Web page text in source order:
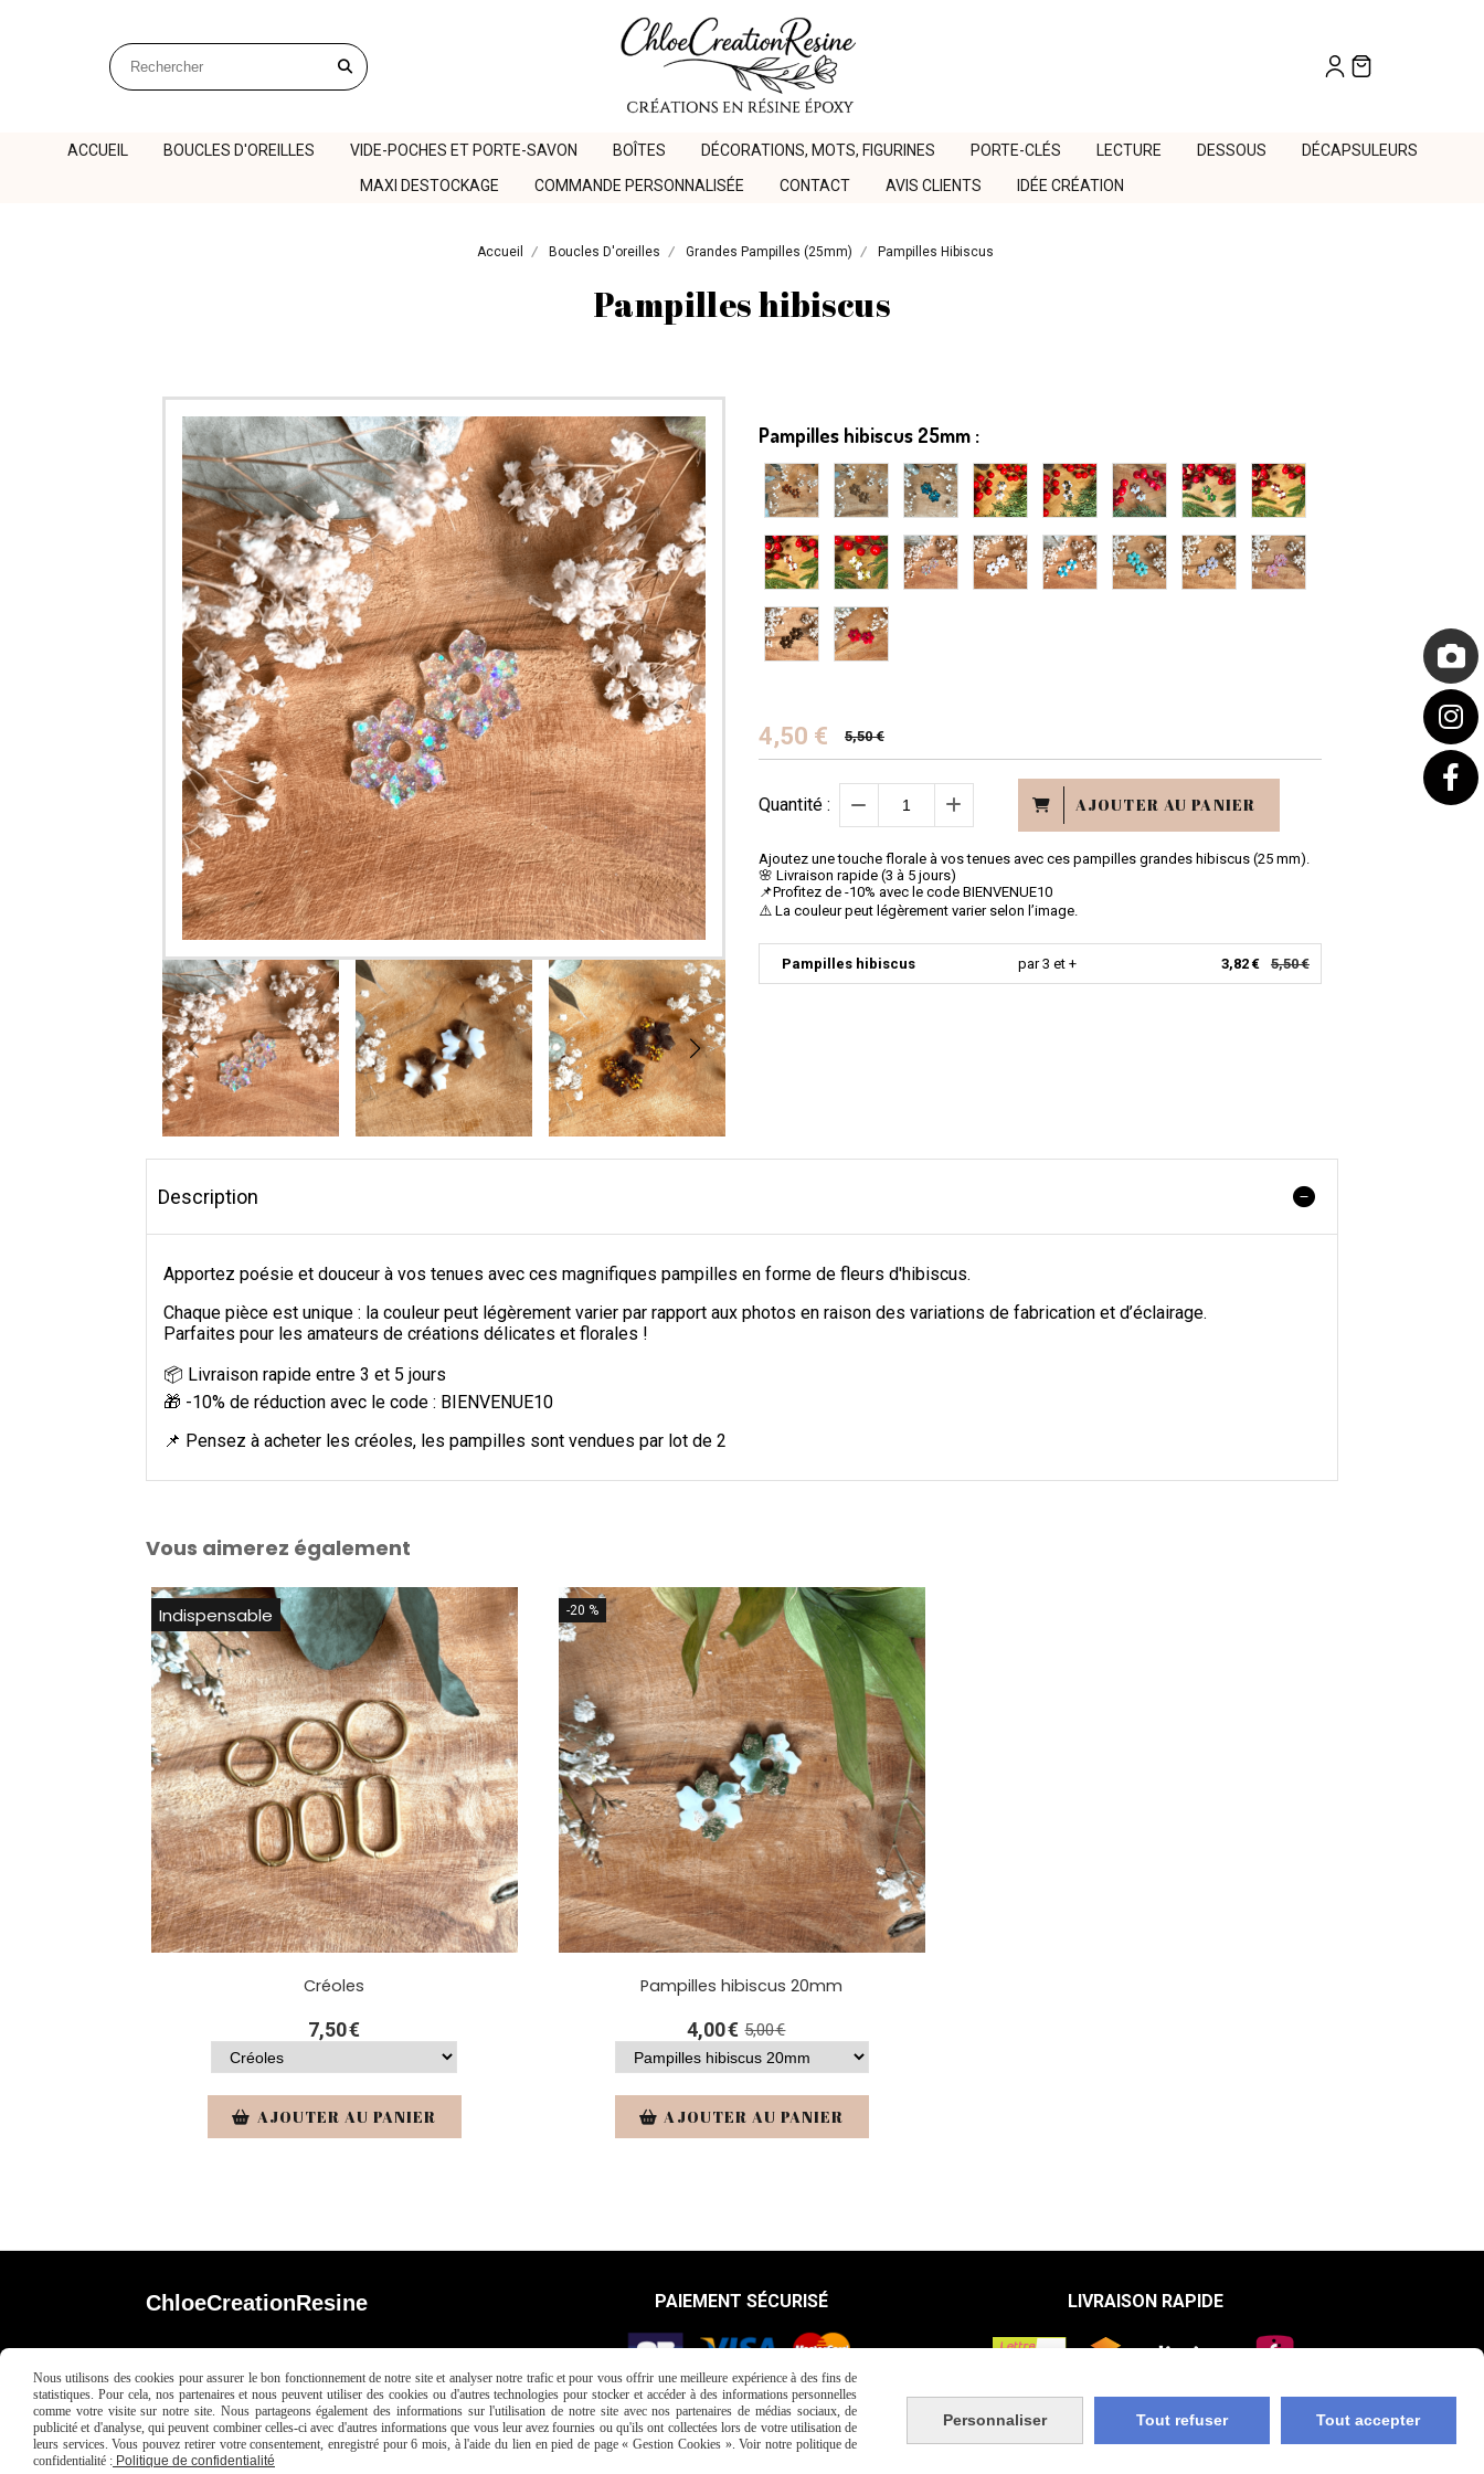
Rechercher sur le site
ACCUEIL BOUCLES D'OREILLES VIDE-POCHES ET PORTE-SAVON BOÎTES DÉCORATIONS, MOTS, FIGURINES PORTE-CLÉS LECTURE DESSOUS
DÉCAPSULEURS
MAXI DESTOCKAGE
COMMANDE PERSONNALISÉE CONTACT AVIS CLIENTS IDÉE CRÉATION
Accueil Boucles D'oreilles Grandes Pampilles (25mm) Pampilles Hibiscus
Pampilles hibiscus
Pampilles hibiscus 25mm :
4,50 € 5,50 €
Quantité : AJOUTER AU PANIER
Ajoutez une touche florale à vos tenues avec ces pampilles grandes hibiscus (25 mm).
🌸 Livraison rapide (3 à 5 jours)
📌Profitez de -10% avec le code BIENVENUE10
⚠️ La couleur peut légèrement varier selon l’image.
Pampilles hibiscus par 3 et + 3,82 € 5,50 €
Description
Apportez poésie et douceur à vos tenues avec ces magnifiques pampilles en forme de fleurs d'hibiscus.
Chaque pièce est unique : la couleur peut légèrement varier par rapport aux photos en raison des variations de fabrication et d’éclairage.
Parfaites pour les amateurs de créations délicates et florales !
📦 Livraison rapide entre 3 et 5 jours
🎁 -10% de réduction avec le code : BIENVENUE10
📌 Pensez à acheter les créoles, les pampilles sont vendues par lot de 2
Vous aimerez également
Créoles
7,50€
AJOUTER AU PANIER
Indispensable -20 %
Pampilles hibiscus 20mm
4,00€ 5,00€
AJOUTER AU PANIER
ChloeCreationResine PAIEMENT SÉCURISÉ LIVRAISON RAPIDE
Facebook est désactivé. Autoriser
Mentions Légales Conditions générales de vente Politique de confidentialité Gestion cookies
Nous utilisons des cookies pour assurer le bon fonctionnement de notre site et analyser notre trafic et pour vous offrir une meilleure expérience à des fins de
statistiques. Pour cela, nos partenaires et nous peuvent utiliser des cookies ou d'autres technologies pour stocker et accéder à des informations personnelles
comme votre visite sur notre site. Nous partageons également des informations sur l'utilisation de notre site avec nos partenaires de médias sociaux, de
publicité et d'analyse, qui peuvent combiner celles-ci avec d'autres informations que vous leur avez fournies ou qu'ils ont collectées lors de votre utilisation de
leurs services. Vous pouvez retirer votre consentement, enregistré pour 6 mois, à l'aide du lien en pied de page « Gestion Cookies ». Voir notre politique de
confidentialité : Politique de confidentialité
Personnaliser Tout refuser Tout accepter